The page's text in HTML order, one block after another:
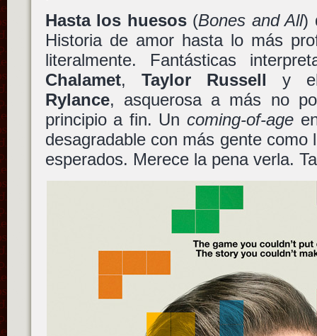
Hasta los huesos(Bones and All)
Historia de amor hasta lo más
literalmente. Fantásticas
Chalamet, Taylor Russell y el
Rylance, asquerosa a más no
principio a fin. Uncoming-of-age
desagradable con más gente como
esperados. Merece la pena verla.